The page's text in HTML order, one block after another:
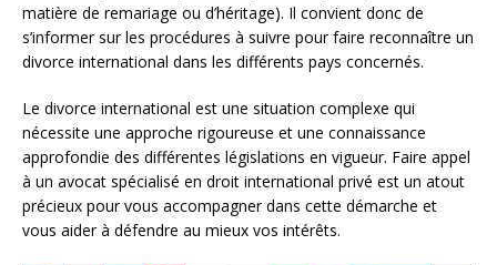
matière de remariage ou d’héritage). Il convient donc de
s’informer sur les procédures à suivre pour faire reconnaître un
divorce international dans les différents pays concernés.
Le divorce international est une situation complexe qui
nécessite une approche rigoureuse et une connaissance
approfondie des différentes législations en vigueur. Faire appel
à un avocat spécialisé en droit international privé est un atout
précieux pour vous accompagner dans cette démarche et
vous aider à défendre au mieux vos intérêts.